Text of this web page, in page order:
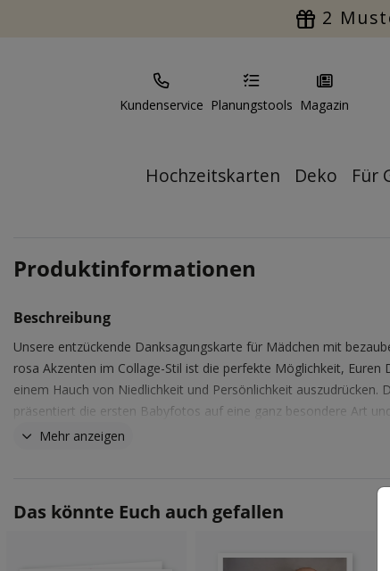
2
Kundenservice Planungstools Magazin
Hochzeitskarten Deko Für
Produktinformationen
Beschreibung
Unsere entzückende Danksagungskarte für Mädchen mit
rosa Akzenten im Collage-Stil ist die perfekte Möglichkeit, Euren
einem Hauch von Niedlichkeit und Persönlichkeit auszudrücken.
präsentiert die ersten Babyfotos auf eine ganz besondere Art und
die sicherlich das Herz berührt.
Mehr anzeigen
Das könnte Euch auch gefallen